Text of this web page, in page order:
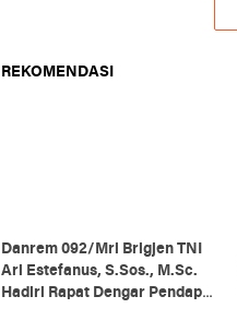
REKOMENDASI
Danrem 092/Mrl Brigjen TNI
Ari Estefanus, S.Sos., M.Sc.
Hadiri Rapat Dengar Pendapat